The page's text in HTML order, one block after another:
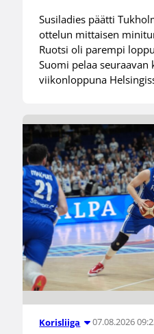
Susiladies päätti
ottelun mittaisen
Ruotsi oli parempi
Suomi pelaa seuraavan
viikonloppuna
Korisliiga 07.08.2026